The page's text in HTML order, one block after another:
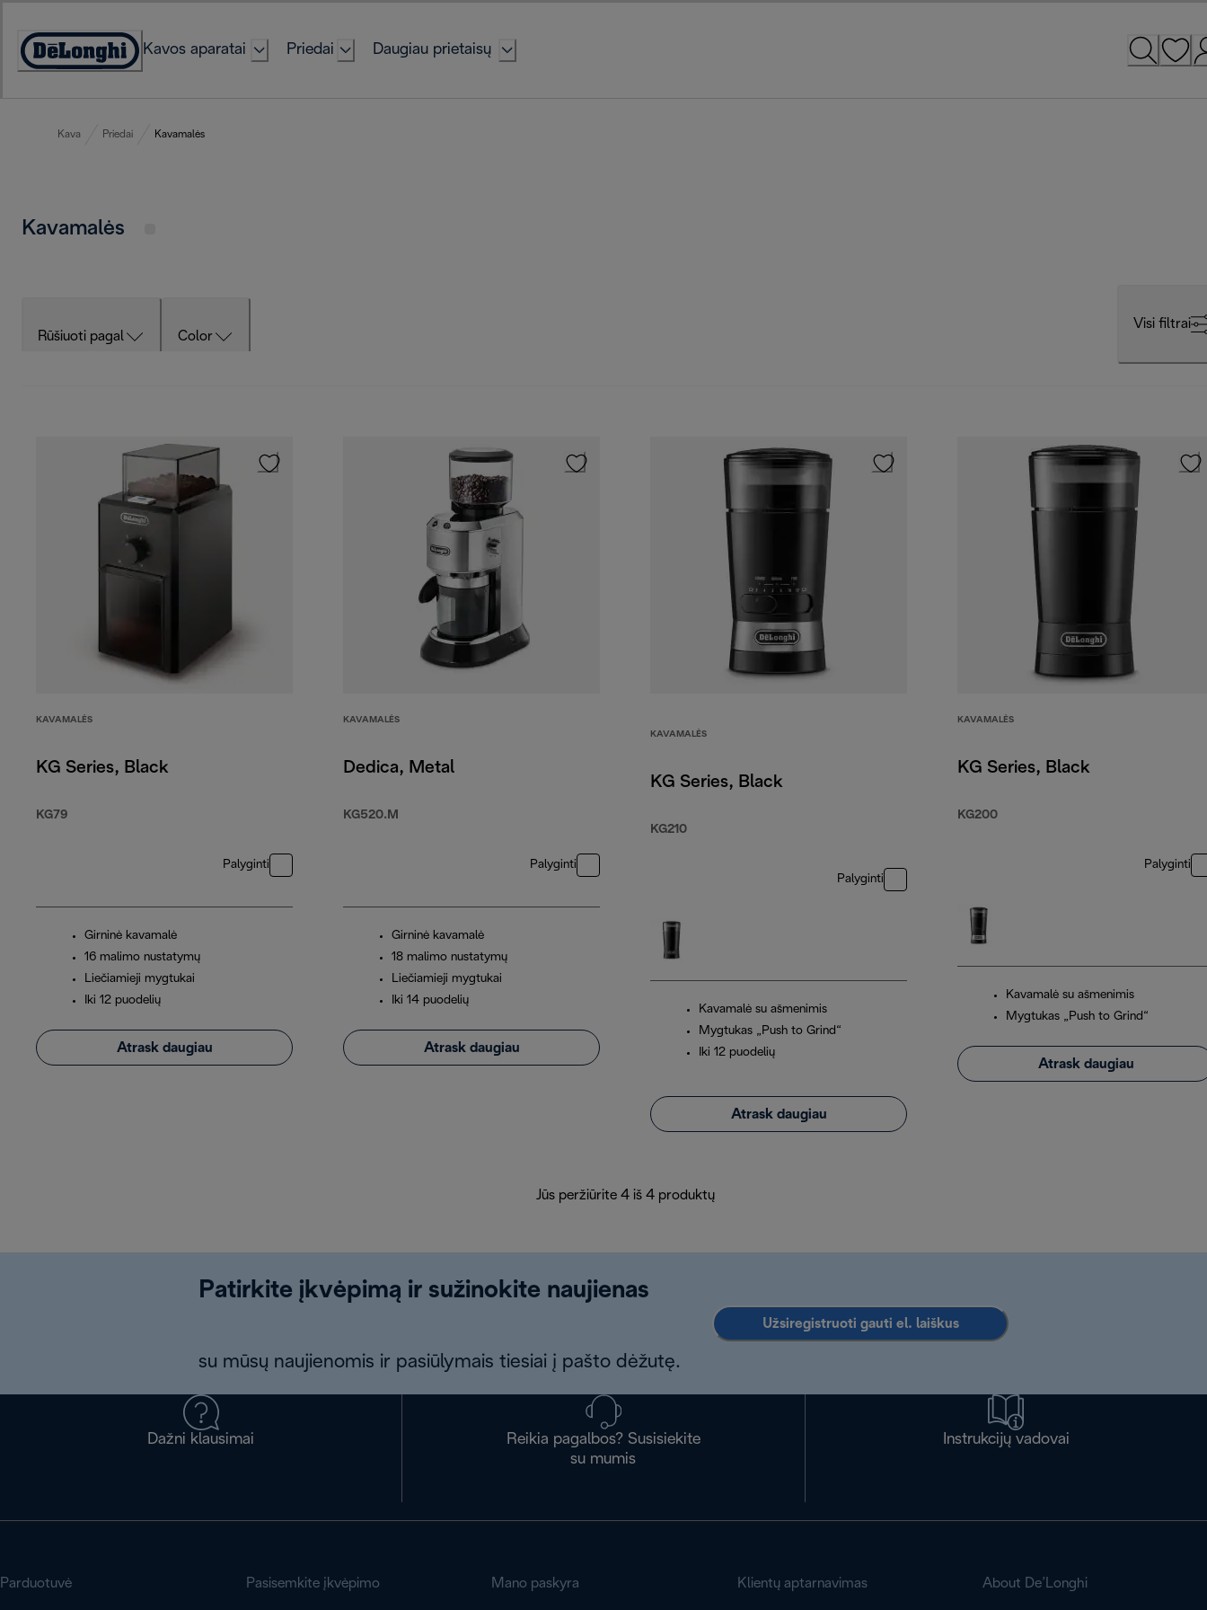
Content
Accessibility
Kavos aparatai Priedai Daugiau prietaisų
Kava Priedai Kavamalės
Kavamalės
Rūšiuoti pagal Color
Visi filtrai
KAVAMALĖS
KG Series, Black
KG79
Palyginti
Girninė kavamalė
16 malimo nustatymų
Liečiamieji mygtukai
Iki 12 puodelių
Atrask daugiau
KAVAMALĖS
Dedica, Metal
KG520.M
Palyginti
Girninė kavamalė
18 malimo nustatymų
Liečiamieji mygtukai
Iki 14 puodelių
Atrask daugiau
KAVAMALĖS
KG Series, Black
KG210
Palyginti
Kavamalė su ašmenimis
Mygtukas „Push to Grind“
Iki 12 puodelių
Atrask daugiau
KAVAMALĖS
KG Series, Black
KG200
Palyginti
Kavamalė su ašmenimis
Mygtukas „Push to Grind“
Atrask daugiau
Jūs peržiūrite 4 iš 4 produktų
Patirkite įkvėpimą ir sužinokite naujienas
su mūsų naujienomis ir pasiūlymais tiesiai į pašto dėžutę.
Užsiregistruoti gauti el. laiškus
Dažni klausimai
Reikia pagalbos? Susisiekite
su mumis
Instrukcijų vadovai
Parduotuvė Pasisemkite įkvėpimo Mano paskyra Klientų aptarnavimas About De’Longhi